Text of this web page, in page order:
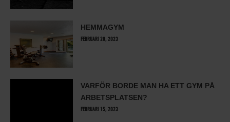
HEMMAGYM
FEBRUARI 20, 2023
VARFÖR BORDE MAN HA ETT GYM PÅ
ARBETSPLATSEN?
FEBRUARI 15, 2023